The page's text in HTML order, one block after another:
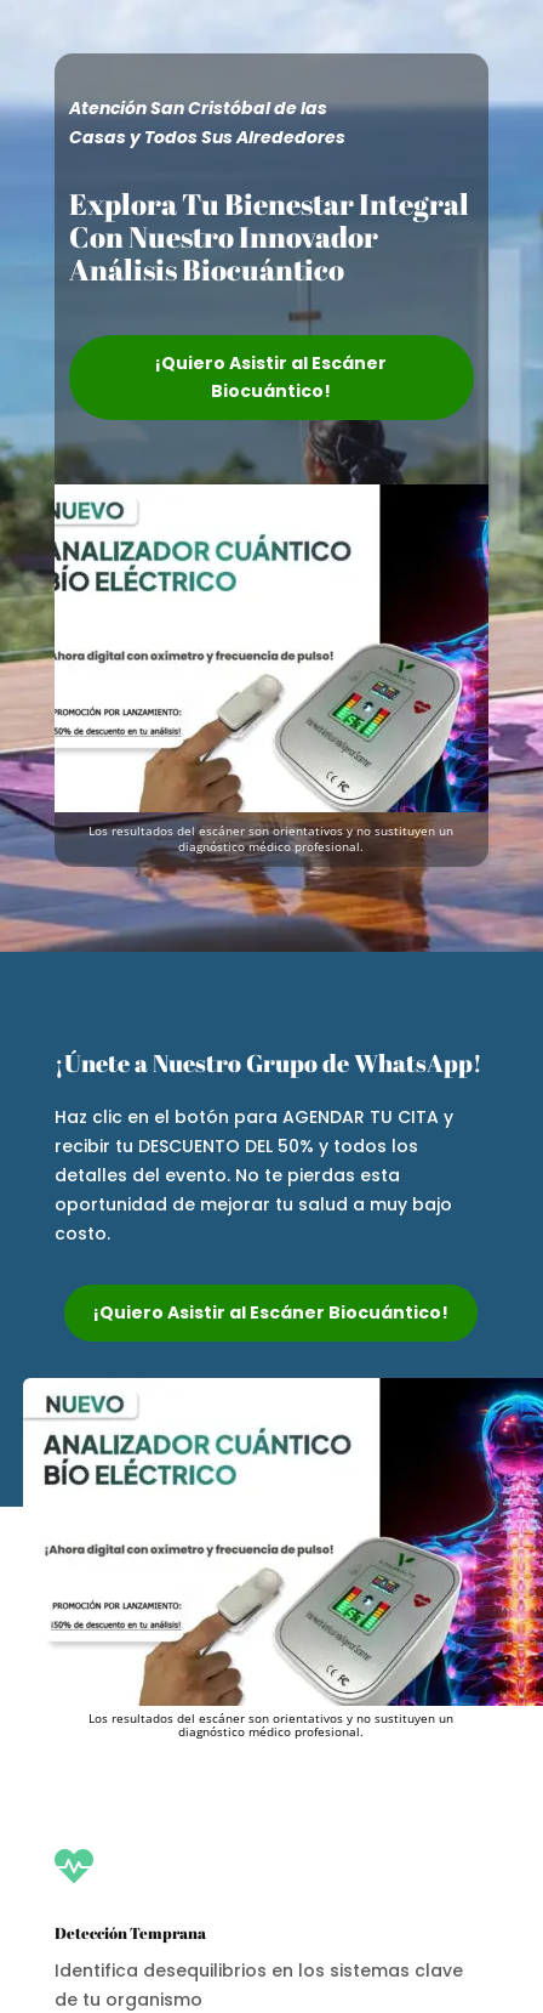
Atención San Cristóbal de las
Casas y Todos Sus Alrededores
Explora Tu Bienestar Integral
Con Nuestro Innovador
Análisis Biocuántico
¡Quiero Asistir al Escáner
Biocuántico!
Los resultados del escáner son orientativos y no sustituyen un
diagnóstico médico profesional.
¡Únete a Nuestro Grupo de WhatsApp!
Haz clic en el botón para AGENDAR TU CITA y
recibir tu DESCUENTO DEL 50% y todos los
detalles del evento. No te pierdas esta
oportunidad de mejorar tu salud a muy bajo
costo.
¡Quiero Asistir al Escáner Biocuántico!
Los resultados del escáner son orientativos y no sustituyen un
diagnóstico médico profesional.

Detección Temprana
Identifica desequilibrios en los sistemas clave
de tu organismo